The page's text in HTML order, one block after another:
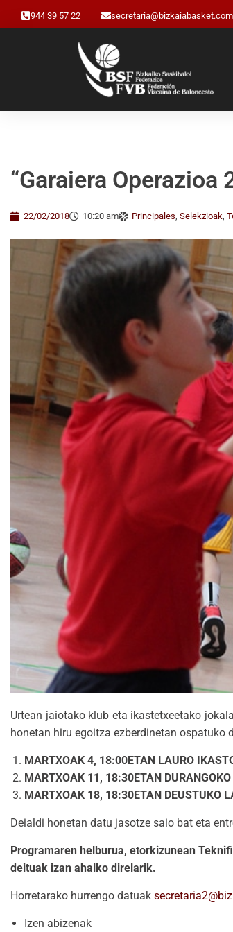
944 39 57 22 secretaria@bizkaiabasket.com
“Garaiera
22/02/2018 10:20 am Principales, Selekzioak,
Urtean jaiotako klub eta ikastetxeetako
honetan hiru egoitza ezberdinetan ospatuko
MARTXOAK 4, 18:00ETAN LAURO
MARTXOAK 11, 18:30ETAN
MARTXOAK 18, 18:30ETAN DEUSTUKO
Deialdi honetan datu jasotze saio bat eta
Programaren helburua, etorkizunean
deituak izan ahalko direlarik.
Horretarako hurrengo datuak
Izen abizenak